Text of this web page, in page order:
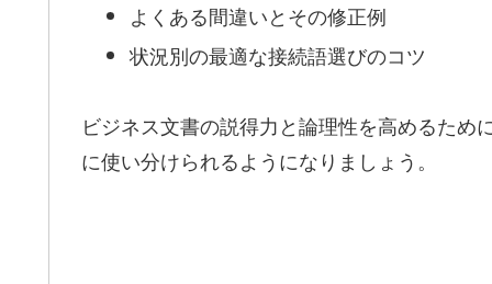
よくある間違いとその修正例
状況別の最適な接続語選びのコツ
ビジネス文書の説得力と論理性を高めるた
に使い分けられるようになりましょう。